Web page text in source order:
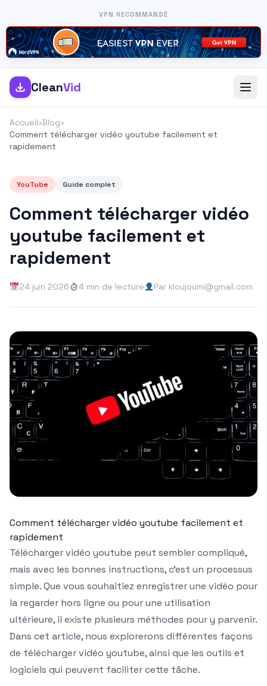
VPN RECOMMANDÉ
CleanVid
Accueil›Blog›
Comment télécharger vidéo youtube facilement et
rapidement
YouTube Guide complet
Comment télécharger vidéo
youtube facilement et
rapidement
24 juin 2026 4 min de lecture Par kloujoumi@gmail.com
Comment télécharger vidéo youtube facilement et
rapidement
Télécharger vidéo youtube peut sembler compliqué,
mais avec les bonnes instructions, c’est un processus
simple. Que vous souhaitiez enregistrer une vidéo pour
la regarder hors ligne ou pour une utilisation
ultérieure, il existe plusieurs méthodes pour y parvenir.
Dans cet article, nous explorerons différentes façons
de télécharger vidéo youtube, ainsi que les outils et
logiciels qui peuvent faciliter cette tâche.